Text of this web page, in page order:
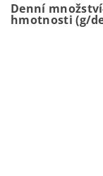
Denní
hmotnosti (g/